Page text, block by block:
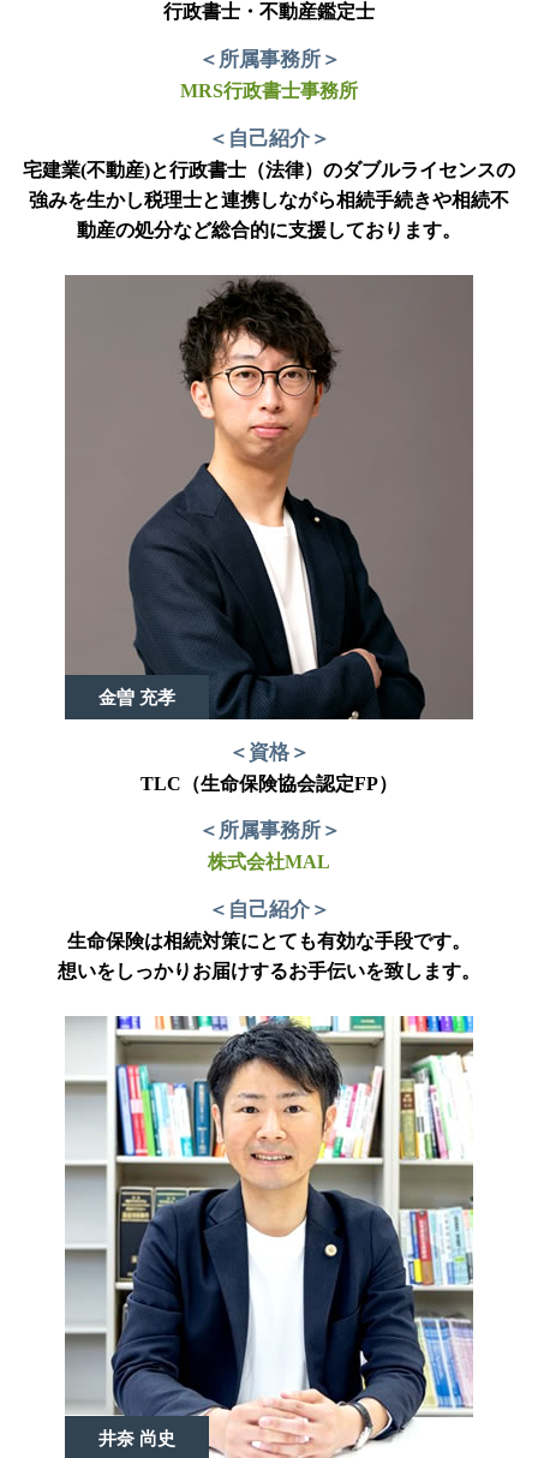
行政書士・不動産鑑定士
＜所属事務所＞
MRS行政書士事務所
＜自己紹介＞
宅建業(不動産)と行政書士（法律）のダブルライセンスの
強みを生かし税理士と連携しながら相続手続きや相続不
動産の処分など総合的に支援しております。
金曽 充孝
＜資格＞
TLC（生命保険協会認定FP）
＜所属事務所＞
株式会社MAL
＜自己紹介＞
生命保険は相続対策にとても有効な手段です。
想いをしっかりお届けするお手伝いを致します。
井奈 尚史